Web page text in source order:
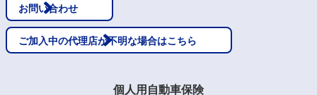
お問い合わせ
ご加入中の代理店が不明な場合はこちら
個人用自動車保険